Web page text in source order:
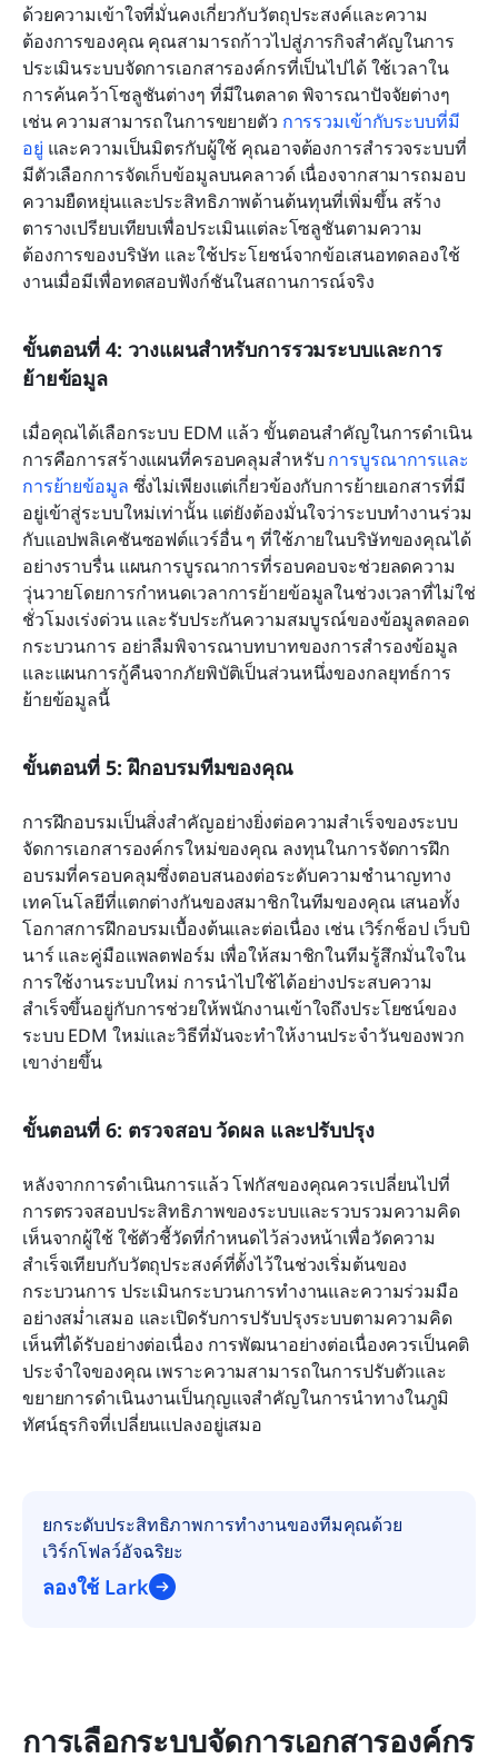
ด้วยความเข้าใจที่มั่นคงเกี่ยวกับวัตถุประสงค์และความ
ต้องการของคุณ คุณสามารถก้าวไปสู่ภารกิจสำคัญในการ
ประเมินระบบจัดการเอกสารองค์กรที่เป็นไปได้ ใช้เวลาใน
การค้นคว้าโซลูชันต่างๆ ที่มีในตลาด พิจารณาปัจจัยต่างๆ
เช่น ความสามารถในการขยายตัว การรวมเข้ากับระบบที่มี
อยู่ และความเป็นมิตรกับผู้ใช้ คุณอาจต้องการสำรวจระบบที่
มีตัวเลือกการจัดเก็บข้อมูลบนคลาวด์ เนื่องจากสามารถมอบ
ความยืดหยุ่นและประสิทธิภาพด้านต้นทุนที่เพิ่มขึ้น สร้าง
ตารางเปรียบเทียบเพื่อประเมินแต่ละโซลูชันตามความ
ต้องการของบริษัท และใช้ประโยชน์จากข้อเสนอทดลองใช้
งานเมื่อมีเพื่อทดสอบฟังก์ชันในสถานการณ์จริง
ขั้นตอนที่ 4: วางแผนสำหรับการรวมระบบและการ
ย้ายข้อมูล
เมื่อคุณได้เลือกระบบ EDM แล้ว ขั้นตอนสำคัญในการดำเนิน
การคือการสร้างแผนที่ครอบคลุมสำหรับ การบูรณาการและ
การย้ายข้อมูล ซึ่งไม่เพียงแต่เกี่ยวข้องกับการย้ายเอกสารที่มี
อยู่เข้าสู่ระบบใหม่เท่านั้น แต่ยังต้องมั่นใจว่าระบบทำงานร่วม
กับแอปพลิเคชันซอฟต์แวร์อื่น ๆ ที่ใช้ภายในบริษัทของคุณได้
อย่างราบรื่น แผนการบูรณาการที่รอบคอบจะช่วยลดความ
วุ่นวายโดยการกำหนดเวลาการย้ายข้อมูลในช่วงเวลาที่ไม่ใช่
ชั่วโมงเร่งด่วน และรับประกันความสมบูรณ์ของข้อมูลตลอด
กระบวนการ อย่าลืมพิจารณาบทบาทของการสำรองข้อมูล
และแผนการกู้คืนจากภัยพิบัติเป็นส่วนหนึ่งของกลยุทธ์การ
ย้ายข้อมูลนี้
ขั้นตอนที่ 5: ฝึกอบรมทีมของคุณ
การฝึกอบรมเป็นสิ่งสำคัญอย่างยิ่งต่อความสำเร็จของระบบ
จัดการเอกสารองค์กรใหม่ของคุณ ลงทุนในการจัดการฝึก
อบรมที่ครอบคลุมซึ่งตอบสนองต่อระดับความชำนาญทาง
เทคโนโลยีที่แตกต่างกันของสมาชิกในทีมของคุณ เสนอทั้ง
โอกาสการฝึกอบรมเบื้องต้นและต่อเนื่อง เช่น เวิร์กช็อป เว็บบิ
นาร์ และคู่มือแพลตฟอร์ม เพื่อให้สมาชิกในทีมรู้สึกมั่นใจใน
การใช้งานระบบใหม่ การนำไปใช้ได้อย่างประสบความ
สำเร็จขึ้นอยู่กับการช่วยให้พนักงานเข้าใจถึงประโยชน์ของ
ระบบ EDM ใหม่และวิธีที่มันจะทำให้งานประจำวันของพวก
เขาง่ายขึ้น
ขั้นตอนที่ 6: ตรวจสอบ วัดผล และปรับปรุง
หลังจากการดำเนินการแล้ว โฟกัสของคุณควรเปลี่ยนไปที่
การตรวจสอบประสิทธิภาพของระบบและรวบรวมความคิด
เห็นจากผู้ใช้ ใช้ตัวชี้วัดที่กำหนดไว้ล่วงหน้าเพื่อวัดความ
สำเร็จเทียบกับวัตถุประสงค์ที่ตั้งไว้ในช่วงเริ่มต้นของ
กระบวนการ ประเมินกระบวนการทำงานและความร่วมมือ
อย่างสม่ำเสมอ และเปิดรับการปรับปรุงระบบตามความคิด
เห็นที่ได้รับอย่างต่อเนื่อง การพัฒนาอย่างต่อเนื่องควรเป็นคติ
ประจำใจของคุณ เพราะความสามารถในการปรับตัวและ
ขยายการดำเนินงานเป็นกุญแจสำคัญในการนำทางในภูมิ
ทัศน์ธุรกิจที่เปลี่ยนแปลงอยู่เสมอ
ยกระดับประสิทธิภาพการทำงานของทีมคุณด้วย
เวิร์กโฟลว์อัจฉริยะ
ลองใช้ Lark
การเลือกระบบจัดการเอกสารองค์กร